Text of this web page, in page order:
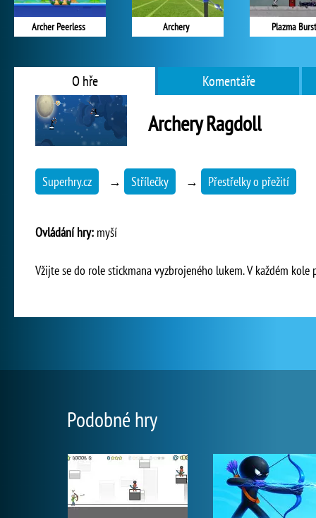
Archer Peerless Archery Plazma Burst
O hře Komentáře
Archery Ragdoll
Superhry.cz → Střílečky → Přestřelky o přežití
Ovládání hry: myší
Vžijte se do role stickmana vyzbrojeného lukem. V každém
Podobné hry